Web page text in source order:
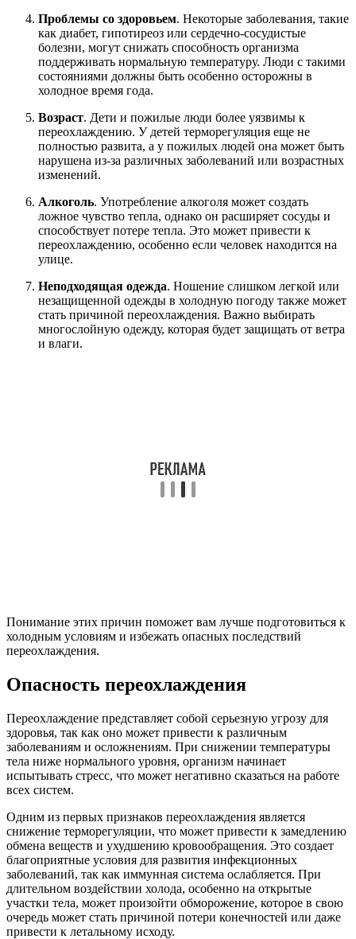
Проблемы со здоровьем. Некоторые заболевания, такие
как диабет, гипотиреоз или сердечно-сосудистые
болезни, могут снижать способность организма
поддерживать нормальную температуру. Люди с такими
состояниями должны быть особенно осторожны в
холодное время года.
Возраст. Дети и пожилые люди более уязвимы к
переохлаждению. У детей терморегуляция еще не
полностью развита, а у пожилых людей она может быть
нарушена из-за различных заболеваний или возрастных
изменений.
Алкоголь. Употребление алкоголя может создать
ложное чувство тепла, однако он расширяет сосуды и
способствует потере тепла. Это может привести к
переохлаждению, особенно если человек находится на
улице.
Неподходящая одежда. Ношение слишком легкой или
незащищенной одежды в холодную погоду также может
стать причиной переохлаждения. Важно выбирать
многослойную одежду, которая будет защищать от ветра
и влаги.
Понимание этих причин поможет вам лучше подготовиться к
холодным условиям и избежать опасных последствий
переохлаждения.
Опасность переохлаждения
Переохлаждение представляет собой серьезную угрозу для
здоровья, так как оно может привести к различным
заболеваниям и осложнениям. При снижении температуры
тела ниже нормального уровня, организм начинает
испытывать стресс, что может негативно сказаться на работе
всех систем.
Одним из первых признаков переохлаждения является
снижение терморегуляции, что может привести к замедлению
обмена веществ и ухудшению кровообращения. Это создает
благоприятные условия для развития инфекционных
заболеваний, так как иммунная система ослабляется. При
длительном воздействии холода, особенно на открытые
участки тела, может произойти обморожение, которое в свою
очередь может стать причиной потери конечностей или даже
привести к летальному исходу.